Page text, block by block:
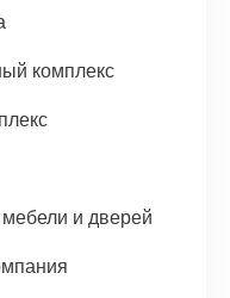
комплекс
и дверей